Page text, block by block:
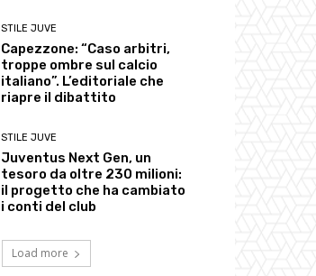
STILE JUVE
Capezzone: “Caso arbitri,
troppe ombre sul calcio
italiano”. L’editoriale che
riapre il dibattito
STILE JUVE
Juventus Next Gen, un
tesoro da oltre 230 milioni:
il progetto che ha cambiato
i conti del club
Load more